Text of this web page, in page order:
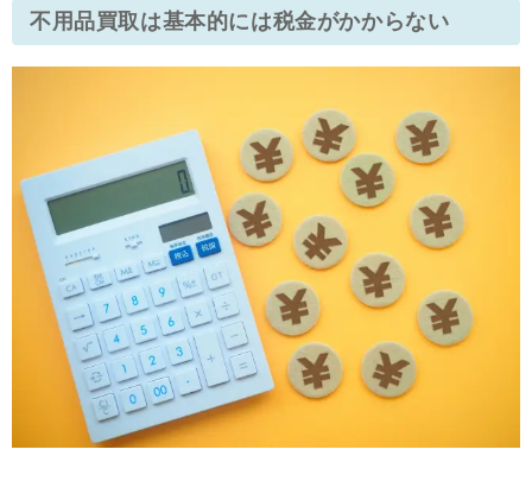
不用品買取は基本的には税金がかからない